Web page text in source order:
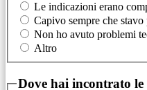
Le indicazioni erano
Capivo sempre che
Non ho avuto problemi
Altro
Dove hai incontrato